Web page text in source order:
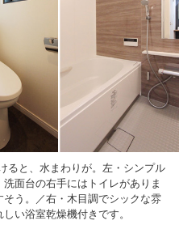
ると、水まわりが。 左・シンプル
面台の右手にはトイレがありま
う。／右・木目調でシックな雰
い浴室乾燥機付きです。